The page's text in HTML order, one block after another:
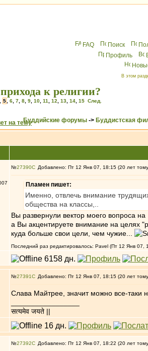
FAQ Поиск
Профиль
В этом
к религии?
5 6 7 8 9 10 11 12 13 14 15 След.
Буддийские форумы -> Буддистская
№27390 Добавлено: Пт 12 Янв 07, 18:15 (20 лет
Пламен пишет:
Именно, отвлечь внимание
общества на классы,..
Вы развернули вектор моего вопроса
а Вы акцентируете внимание на целях
куда больше свои цели, чем чужие...
Последний раз редактировалось: Pavel (Пт 12 Янв 07,
№27391 Добавлено: Пт 12 Янв 07, 18:15 (20 лет
Слава Майтрее, значит можно все-таки
सत्यमेव जयते ||
№27392 Добавлено: Пт 12 Янв 07, 18:22 (20 лет